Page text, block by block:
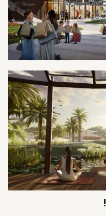
هادئة
المفتوحة